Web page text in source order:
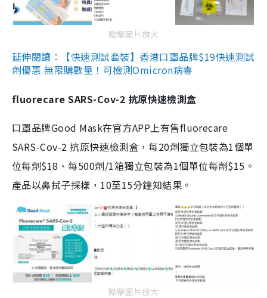
點擊圖片放大
延伸閱讀：【快速測試套裝】香港口罩品牌$19快速測試
劑優惠 無限購數量！可檢測Omicron病毒
fluorecare SARS-Cov-2 抗原快速檢測盒
口罩品牌Good Mask在官方APP上有售fluorecare
SARS-Cov-2 抗原快速檢測盒，每20劑獨立包裝為1個單
位每劑$18、每500劑/1箱獨立包裝為1個單位每劑$15。
產品以鼻拭子採樣，10至15分鐘知結果。
點擊圖片放大